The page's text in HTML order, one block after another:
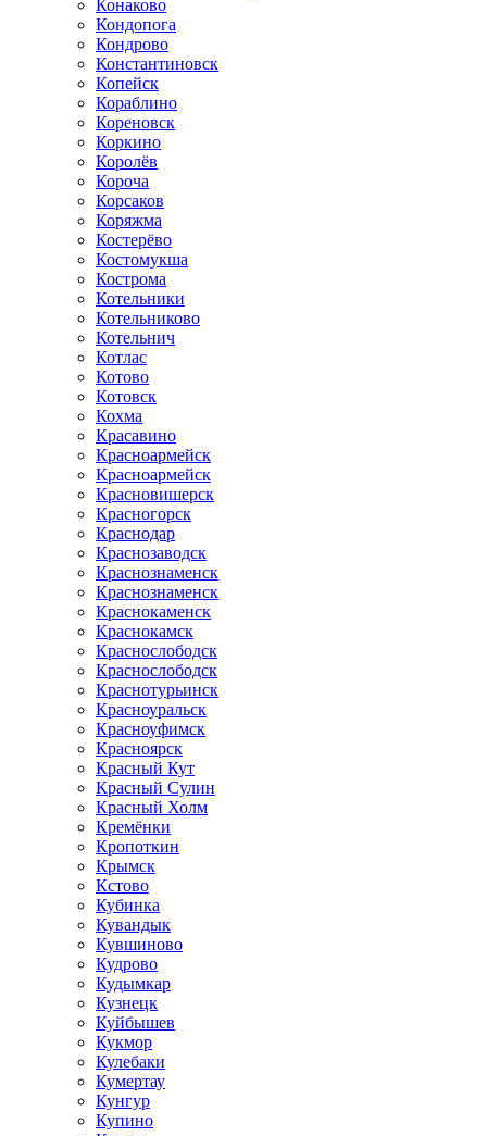
Конаково
Кондопога
Кондрово
Константиновск
Копейск
Кораблино
Кореновск
Коркино
Королёв
Короча
Корсаков
Коряжма
Костерёво
Костомукша
Кострома
Котельники
Котельниково
Котельнич
Котлас
Котово
Котовск
Кохма
Красавино
Красноармейск
Красноармейск
Красновишерск
Красногорск
Краснодар
Краснозаводск
Краснознаменск
Краснознаменск
Краснокаменск
Краснокамск
Краснослободск
Краснослободск
Краснотурьинск
Красноуральск
Красноуфимск
Красноярск
Красный Кут
Красный Сулин
Красный Холм
Кремёнки
Кропоткин
Крымск
Кстово
Кубинка
Кувандык
Кувшиново
Кудрово
Кудымкар
Кузнецк
Куйбышев
Кукмор
Кулебаки
Кумертау
Кунгур
Купино